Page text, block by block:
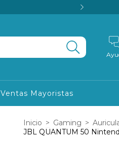
Ventas Mayoristas
Inicio > Gaming >
JBL QUANTUM 50